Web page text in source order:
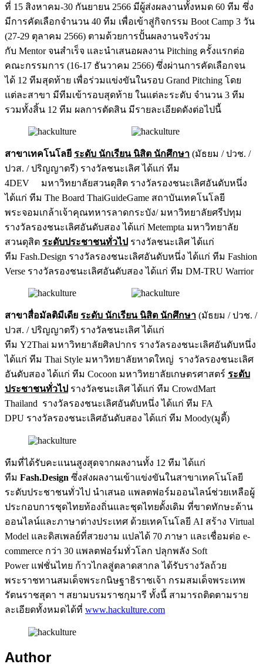
ที่ 15 สิงหาคม-30 กันยายน 2566 มีผู้ส่งผลงานทั้งหมด 60 ทีม ซึ่ง
มีการคัดเลือกจำนวน 40 ทีม เพื่อเข้าสู่กิจกรรม Boot Camp 3 วัน
(27-29 ตุลาคม 2566) ตามด้วยการปั้นผลงานจริงร่วม
กับ Mentor จนสำเร็จ และนำเสนอผลงาน Pitching ครั้งแรกต่อ
คณะกรรมการ (16-17 ธันวาคม 2566) ซึ่งผ่านการคัดเลือกจน
ได้ 12 ทีมสุดท้าย เพื่อร่วมแข่งขันในรอบ Grand Pitching โดย
แต่ละสาขา มีทีมเข้ารอบสุดท้าย ในแต่ละระดับ จำนวน 3 ทีม
รวมทั้งสิ้น 12 ทีม ผลการตัดสิน มีรายละเอียดดังต่อไปนี้
สาขาเทคโนโลยี ระดับ นักเรียน นิสิต นักศึกษา (มัธยม / ปวช. /
ปวส. / ปริญญาตรี) รางวัลชนะเลิศ ได้แก่ ทีม
4DEV มหาวิทยาลัยสวนดุสิต รางวัลรองชนะเลิศอันดับหนึ่ง
ได้แก่ ทีม The Board ThaiGuideGame สถาบันเทคโนโลยี
พระจอมเกล้าเจ้าคุณทหารลาดกระบัง/ มหาวิทยาลัยศรีปทุม
รางวัลรองชนะเลิศอันดับสอง ได้แก่ Metempta มหาวิทยาลัย
สวนดุสิต ระดับประชาชนทั่วไป รางวัลชนะเลิศ ได้แก่
ทีม Fash.Design รางวัลรองชนะเลิศอันดับหนึ่ง ได้แก่ ทีม Fashion
Verse รางวัลรองชนะเลิศอันดับสอง ได้แก่ ทีม DM-TRU Warrior
สาขาสื่อมัลติมีเดีย ระดับ นักเรียน นิสิต นักศึกษา (มัธยม / ปวช. /
ปวส. / ปริญญาตรี) รางวัลชนะเลิศ ได้แก่
ทีม Y2Thai มหาวิทยาลัยศิลปากร รางวัลรองชนะเลิศอันดับหนึ่ง
ได้แก่ ทีม Thai Style มหาวิทยาลัยหาดใหญ่ รางวัลรองชนะเลิศ
อันดับสอง ได้แก่ ทีม Cocoon มหาวิทยาลัยเกษตรศาสตร์ ระดับ
ประชาชนทั่วไป รางวัลชนะเลิศ ได้แก่ ทีม CrowdMart
Thailand รางวัลรองชนะเลิศอันดับหนึ่ง ได้แก่ ทีม FA
DPU รางวัลรองชนะเลิศอันดับสอง ได้แก่ ทีม Moody(มูดี้)
ทีมที่ได้รับคะแนนสูงสุดจากผลงานทั้ง 12 ทีม ได้แก่
ทีม Fash.Design ซึ่งส่งผลงานเข้าแข่งขันในสาขาเทคโนโลยี
ระดับประชาชนทั่วไป นำเสนอ แพลตฟอร์มออนไลน์ช่วยเหลือผู้
ประกอบการชุดไทยท้องถิ่นและชุดไทยดั้งเดิม ที่ขาดทักษะด้าน
ออนไลน์และภาษาต่างประเทศ ด้วยเทคโนโลยี AI สร้าง Virtual
Model และดิสเพลย์ที่สวยงาม แปลได้ 70 ภาษา และเชื่อมต่อ e-
commerce กว่า 30 แพลตฟอร์มทั่วโลก ปลุกพลัง Soft
Power แฟชั่นไทย ก้าวไกลสู่ตลาดสากล ได้รับรางวัลถ้วย
พระราชทานสมเด็จพระกนิษฐาธิราชเจ้า กรมสมเด็จพระเทพ
รัตนราชสุดา ฯ สยามบรมราชกุมารี ทั้งนี้ สามารถติดตามราย
ละเอียดทั้งหมดได้ที่ www.hackulture.com
Author